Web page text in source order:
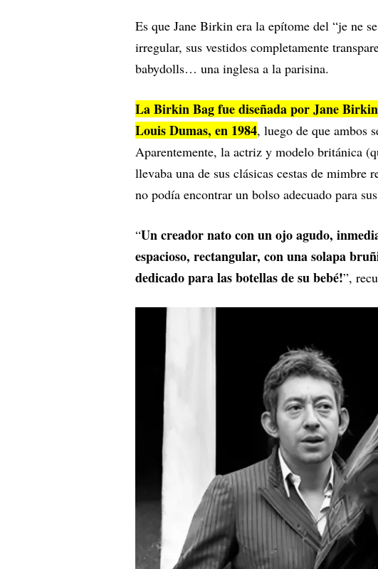
Es que Jane Birkin era la epítome del “je ne
irregular, sus vestidos completamente
babydolls… una inglesa a la parisina.
La Birkin Bag fue diseñada por Jane
Louis Dumas, en 1984, luego de que ambos
Aparentemente, la actriz y modelo británica
llevaba una de sus clásicas cestas de mimbre
no podía encontrar un bolso adecuado para
“Un creador nato con un ojo agudo,
espacioso, rectangular, con una solapa
dedicado para las botellas de su bebé!”,